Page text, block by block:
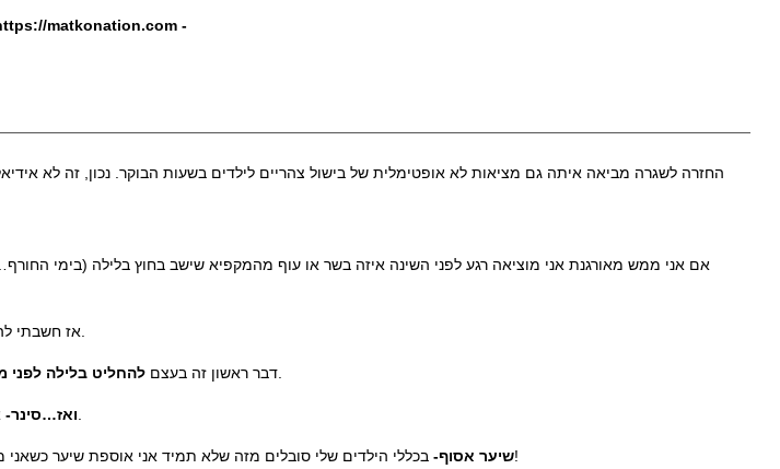
matkonation.com -
החזרה לשגרה מביאה איתה גם מציאות לא אופטימלית של בישול צהריים לילדים בשעות הבוקר. נכון, זה לא
אם אני ממש מאורגנת אני מוציאה רגע לפני השינה איזה בשר או עוף מהמקפיא שישב בחוץ בלילה (בימי
אז חשבתי להכין לכם רשימה של דברים שאני מצליחה לעשות על הבוקר ומה חשוב לדעת לפני בכלל שמתחילים לבשל.
דבר ראשון זה בעצםלהחליט בלילה על הבוקר. מוציאים משהו מהמקפיא שבבוקר כבר יהיה מהיר להתחיל את ההכנה.
ואז…סינר-
שיער אסוף-בכללי הילדים שלי סובלים מזה שלא תמיד אני אוספת שיער כשאני מבשלת אבל לפני העבודה ואחרי המקלחת אני ממש לא רוצה ריחות של בישולים אז שיער אסוף זה מאסט!